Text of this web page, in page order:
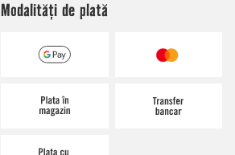
Modalități de plată